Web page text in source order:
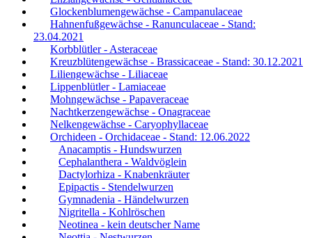
Glockenblumengewächse - Campanulaceae
Hahnenfußgewächse - Ranunculaceae - Stand:
23.04.2021
Korbblütler - Asteraceae
Kreuzblütengewächse - Brassicaceae - Stand: 30.12.2021
Liliengewächse - Liliaceae
Lippenblütler - Lamiaceae
Mohngewächse - Papaveraceae
Nachtkerzengewächse - Onagraceae
Nelkengewächse - Caryophyllaceae
Orchideen - Orchidaceae - Stand: 12.06.2022
Anacamptis - Hundswurzen
Cephalanthera - Waldvöglein
Dactylorhiza - Knabenkräuter
Epipactis - Stendelwurzen
Gymnadenia - Händelwurzen
Nigritella - Kohlröschen
Neotinea - kein deutscher Name